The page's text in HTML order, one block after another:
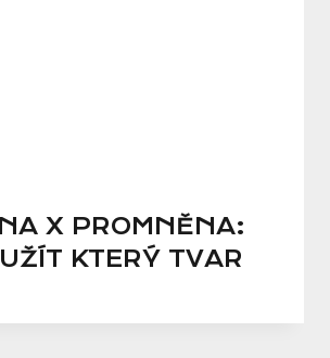
X PROMNĚNA:
KTERÝ TVAR